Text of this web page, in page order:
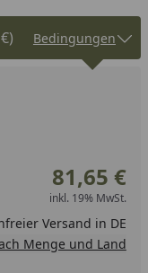
Bedingungen
eins erhöhen
81,65 €
inkl. 19% MwSt.
Versand in DE
Menge und Land